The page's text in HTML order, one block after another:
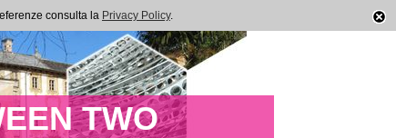
TWO
consulta la Privacy Policy.